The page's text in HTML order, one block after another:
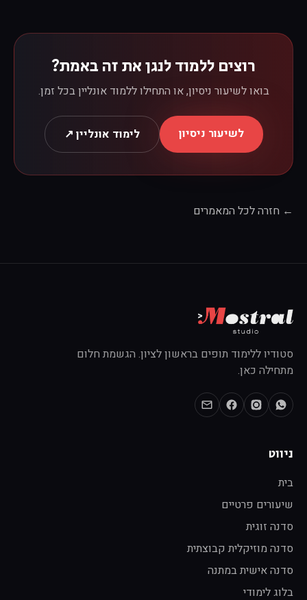
רוצים ללמוד לנגן את זה באמת?
בואו לשיעור ניסיון, או התחילו ללמוד אונליין בכל זמן.
לשיעור ניסיון לימוד אונליין ↗
← חזרה לכל המאמרים
סטודיו ללימוד תופים בראשון לציון. הגשמת חלום
מתחילה כאן.
ניווט
בית
שיעורים פרטיים
סדנה זוגית
סדנה מוזיקלית קבוצתית
סדנה אישית במתנה
בלוג לימודי